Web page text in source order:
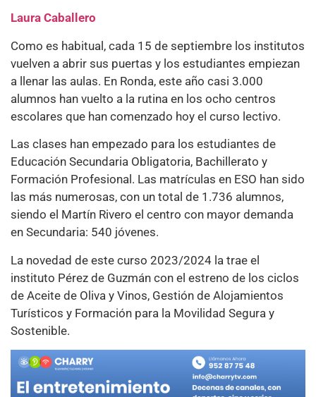
Laura Caballero
Como es habitual, cada 15 de septiembre los institutos
vuelven a abrir sus puertas y los estudiantes empiezan
a llenar las aulas. En Ronda, este año casi 3.000
alumnos han vuelto a la rutina en los ocho centros
escolares que han comenzado hoy el curso lectivo.
Las clases han empezado para los estudiantes de
Educación Secundaria Obligatoria, Bachillerato y
Formación Profesional. Las matrículas en ESO han sido
las más numerosas, con un total de 1.736 alumnos,
siendo el Martín Rivero el centro con mayor demanda
en Secundaria: 540 jóvenes.
La novedad de este curso 2023/2024 la trae el
instituto Pérez de Guzmán con el estreno de los ciclos
de Aceite de Oliva y Vinos, Gestión de Alojamientos
Turísticos y Formación para la Movilidad Segura y
Sostenible.